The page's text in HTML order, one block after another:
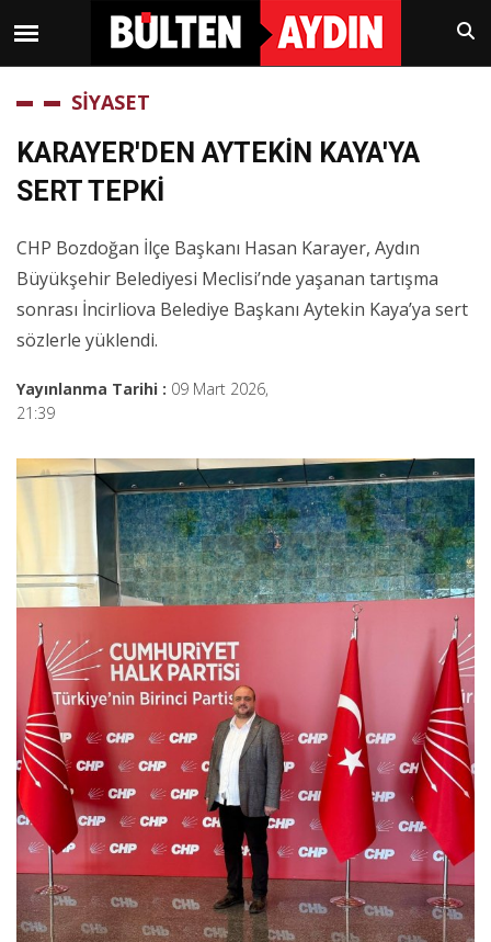
SİYASET
KARAYER'DEN AYTEKİN KAYA'YA
SERT TEPKİ
CHP Bozdoğan İlçe Başkanı Hasan Karayer, Aydın
Büyükşehir Belediyesi Meclisi’nde yaşanan tartışma
sonrası İncirliova Belediye Başkanı Aytekin Kaya’ya sert
sözlerle yüklendi.
Yayınlanma Tarihi : 09 Mart 2026,
21:39